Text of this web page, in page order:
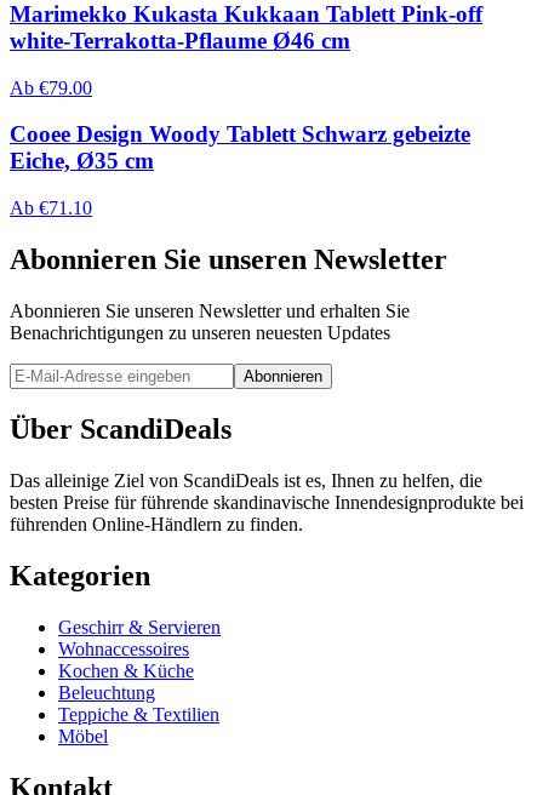
Marimekko Kukasta Kukkaan Tablett Pink-off
white-Terrakotta-Pflaume Ø46 cm
Ab €79.00
Cooee Design Woody Tablett Schwarz gebeizte
Eiche, Ø35 cm
Ab €71.10
Abonnieren Sie unseren Newsletter
Abonnieren Sie unseren Newsletter und erhalten Sie
Benachrichtigungen zu unseren neuesten Updates
Abonnieren
Über ScandiDeals
Das alleinige Ziel von ScandiDeals ist es, Ihnen zu helfen, die
besten Preise für führende skandinavische Innendesignprodukte bei
führenden Online-Händlern zu finden.
Kategorien
Geschirr & Servieren
Wohnaccessoires
Kochen & Küche
Beleuchtung
Teppiche & Textilien
Möbel
Kontakt